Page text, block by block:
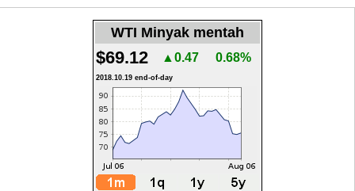
WTI Minyak mentah
$69.12 ▲0.47 0.68%
2018.10.19 end-of-day